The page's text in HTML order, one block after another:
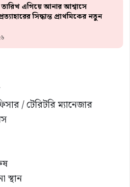
এগিয়ে আনার আশ্বাসে
সিদ্ধান্ত প্রাথমিকের নতুন
/ টেরিটরি ম্যানেজার
স্থান